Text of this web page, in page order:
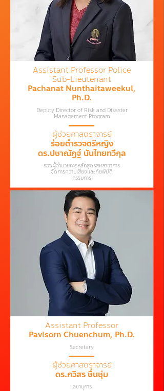
Assistant Professor Police
Sub-Lieutenant
Pachanat Nunthaitaweekul,
Ph.D.
Deputy Director of Risk and Disaster
Management Program
ผู้ช่วยศาสตราจารย์
ร้อยตำรวจตรีหญิง
ดร.ปชาณัฏฐ์ นันไทยทวีกุล
รองผู้อำนวยการหลักสูตรสหสาขาการ
จัดการความเสี่ยงและภัยพิบัติ
กรรมการ
Assistant Professor
Pavisorn Chuenchum, Ph.D.
Secretary
ผู้ช่วยศาสตราจารย์
ดร.ภวิสร ชื่นชุ่ม
เลขานุการ